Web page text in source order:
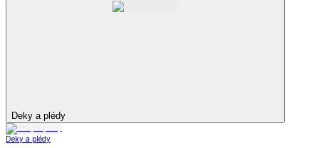
Deky a plédy
Deky a plédy